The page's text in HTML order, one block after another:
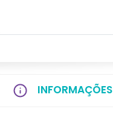
INFORMAÇÕES